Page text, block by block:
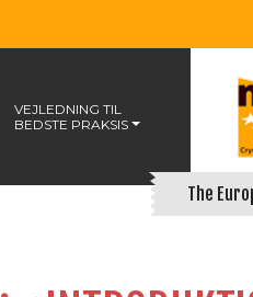
VEJLEDNING TIL
BEDSTE PRAKSIS
The